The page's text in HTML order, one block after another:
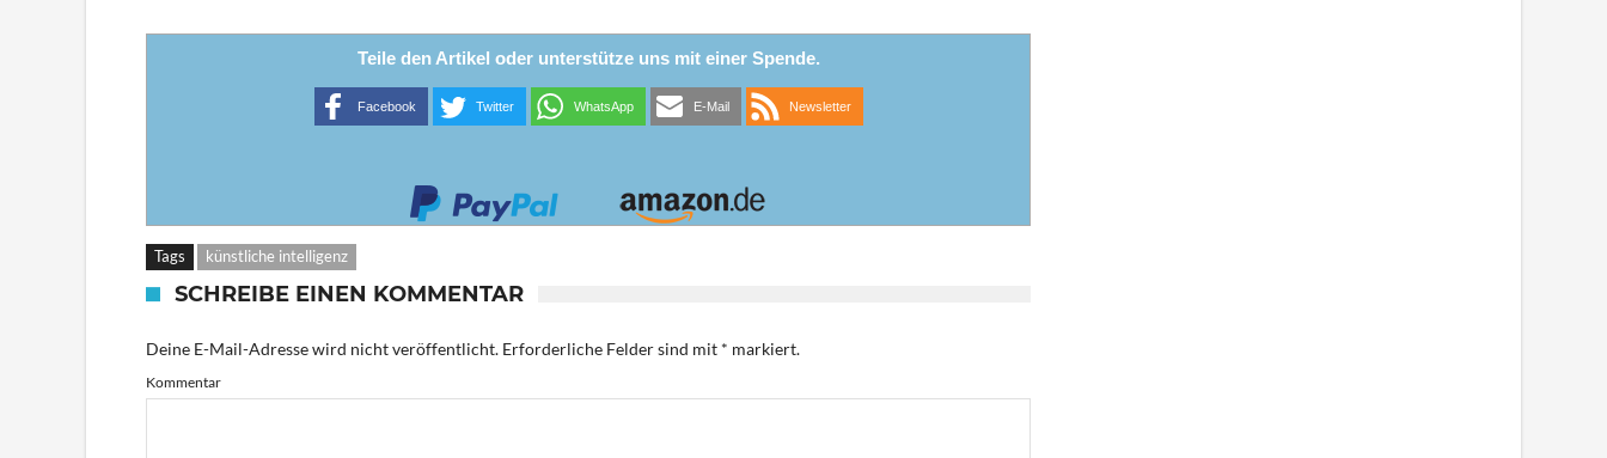
Teile den Artikel oder unterstütze uns mit einer Spende.
Facebook Twitter WhatsApp E-Mail Newsletter
Tags künstliche intelligenz
SCHREIBE EINEN KOMMENTAR
Deine E-Mail-Adresse wird nicht veröffentlicht. Erforderliche Felder sind mit * markiert.
Kommentar